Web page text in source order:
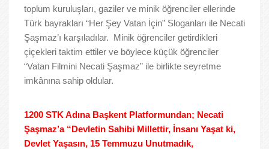
toplum kuruluşları, gaziler ve minik öğrenciler ellerinde
Türk bayrakları “Her Şey Vatan İçin” Sloganları ile Necati
Şaşmaz’ı karşıladılar. Minik öğrenciler getirdikleri
çiçekleri taktim ettiler ve böylece küçük öğrenciler
“Vatan Filmini Necati Şaşmaz” ile birlikte seyretme
imkânına sahip oldular.
1200 STK Adına Başkent Platformundan; Necati
Şaşmaz’a “Devletin Sahibi Millettir, İnsanı Yaşat ki,
Devlet Yaşasın, 15 Temmuzu Unutmadık,